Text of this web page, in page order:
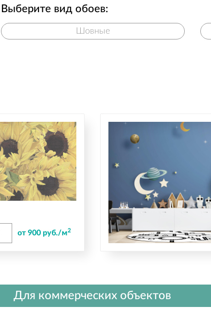
Выберите вид обоев:
Шовные
от 900 руб./м2
Для коммерческих объектов